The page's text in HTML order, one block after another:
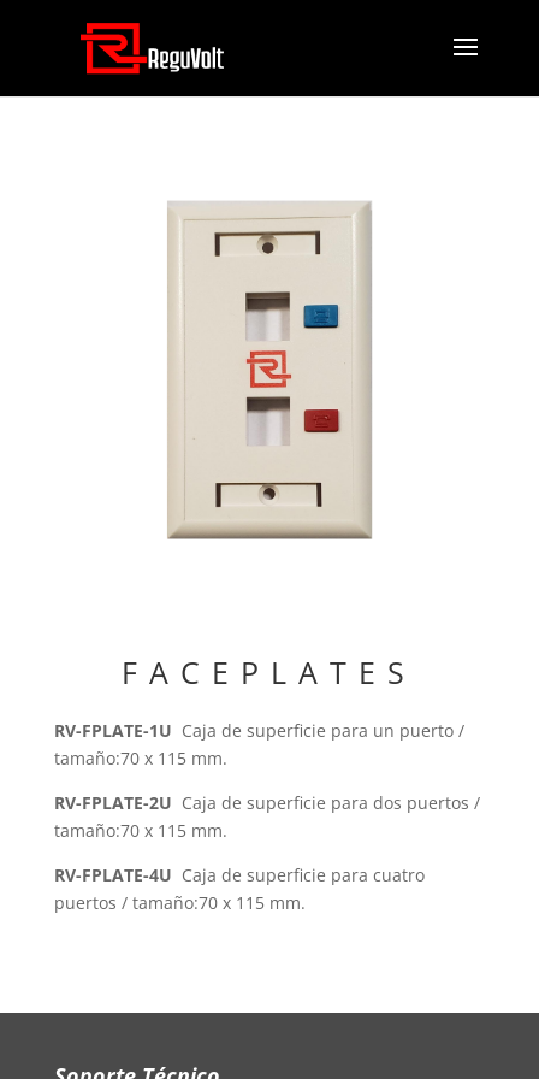
FACEPLATES
RV-FPLATE-1U Caja de superficie para un puerto /
tamaño:70 x 115 mm.
RV-FPLATE-2U Caja de superficie para dos puertos /
tamaño:70 x 115 mm.
RV-FPLATE-4U Caja de superficie para cuatro
puertos / tamaño:70 x 115 mm.